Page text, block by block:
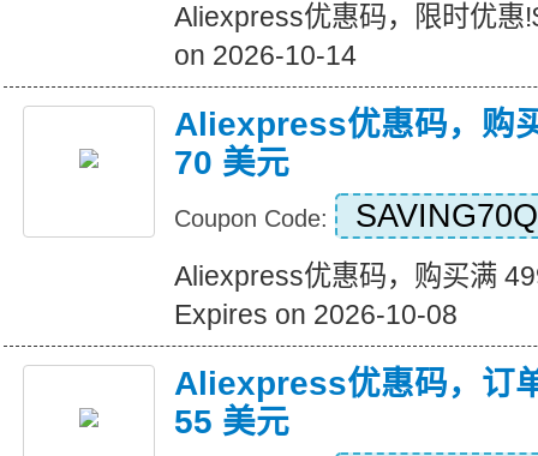
Aliexpress优惠码，限时优惠
on 2026-10-14
Aliexpress优惠码，购
70 美元
Coupon Code: SAVING70Q
Aliexpress优惠码，购买满
Expires on 2026-10-08
Aliexpress优惠码，订
55 美元